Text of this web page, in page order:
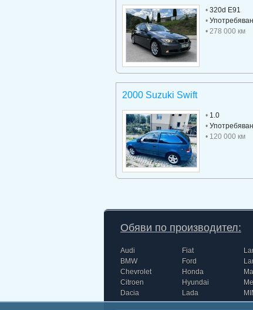
• 320d E91
• Употребяван
• 278 000 км
2000 Suzuki Swift
• 1.0
• Употребяван
• 120 000 км
Обяви по производител:
Audi
BMW
Chevrolet
Citroen
Dacia
Fiat
Ford
Honda
Hyundai
Lada